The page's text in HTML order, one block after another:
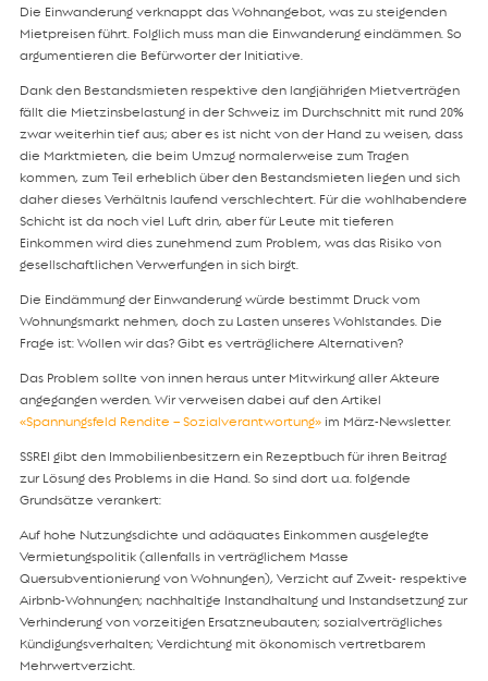
Die Einwanderung verknappt das Wohnangebot, was zu steigenden
Mietpreisen führt. Folglich muss man die Einwanderung eindämmen. So
argumentieren die Befürworter der Initiative.
Dank den Bestandsmieten respektive den langjährigen Mietverträgen
fällt die Mietzinsbelastung in der Schweiz im Durchschnitt mit rund 20%
zwar weiterhin tief aus; aber es ist nicht von der Hand zu weisen, dass
die Marktmieten, die beim Umzug normalerweise zum Tragen
kommen, zum Teil erheblich über den Bestandsmieten liegen und sich
daher dieses Verhältnis laufend verschlechtert. Für die wohlhabendere
Schicht ist da noch viel Luft drin, aber für Leute mit tieferen
Einkommen wird dies zunehmend zum Problem, was das Risiko von
gesellschaftlichen Verwerfungen in sich birgt.
Die Eindämmung der Einwanderung würde bestimmt Druck vom
Wohnungsmarkt nehmen, doch zu Lasten unseres Wohlstandes. Die
Frage ist: Wollen wir das? Gibt es verträglichere Alternativen?
Das Problem sollte von innen heraus unter Mitwirkung aller Akteure
angegangen werden. Wir verweisen dabei auf den Artikel
«Spannungsfeld Rendite – Sozialverantwortung» im März-Newsletter.
SSREI gibt den Immobilienbesitzern ein Rezeptbuch für ihren Beitrag
zur Lösung des Problems in die Hand. So sind dort u.a. folgende
Grundsätze verankert:
Auf hohe Nutzungsdichte und adäquates Einkommen ausgelegte
Vermietungspolitik (allenfalls in verträglichem Masse
Quersubventionierung von Wohnungen), Verzicht auf Zweit- respektive
Airbnb-Wohnungen; nachhaltige Instandhaltung und Instandsetzung zur
Verhinderung von vorzeitigen Ersatzneubauten; sozialverträgliches
Kündigungsverhalten; Verdichtung mit ökonomisch vertretbarem
Mehrwertverzicht.